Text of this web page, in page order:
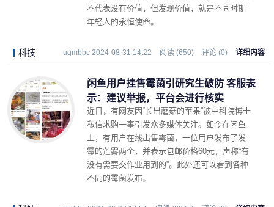
不代表没有价值，但发现价值，就是不同时期
年轻人的永恒使命。
科技 ugmbbc 2024-08-31 14:22 阅读 (650) 评论 (0) 详细内容
闲鱼用户挂售霉菌引研究生破防 客服表
示：建议举报，平台会进行核实
近日，有网友因“长出蘑菇的苹果”被中科院博士
私信求购一事引发众多媒体关注。如今在闲鱼
上，有用户在线出售霉菌，一位用户发布了发
霉的莲雾两个，并表示包邮价格60元，声称“有
没有需要交作业用到的”。此外还可以看到各种
不同的霉菌发布。